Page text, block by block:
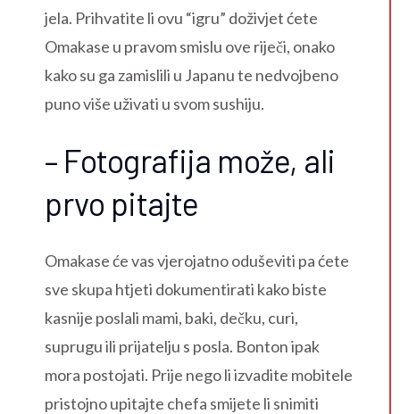
jela. Prihvatite li ovu “igru” doživjet ćete
Omakase u pravom smislu ove riječi, onako
kako su ga zamislili u Japanu te nedvojbeno
puno više uživati u svom sushiju.
– Fotografija može, ali
prvo pitajte
Omakase će vas vjerojatno oduševiti pa ćete
sve skupa htjeti dokumentirati kako biste
kasnije poslali mami, baki, dečku, curi,
suprugu ili prijatelju s posla. Bonton ipak
mora postojati. Prije nego li izvadite mobitele
pristojno upitajte chefa smijete li snimiti